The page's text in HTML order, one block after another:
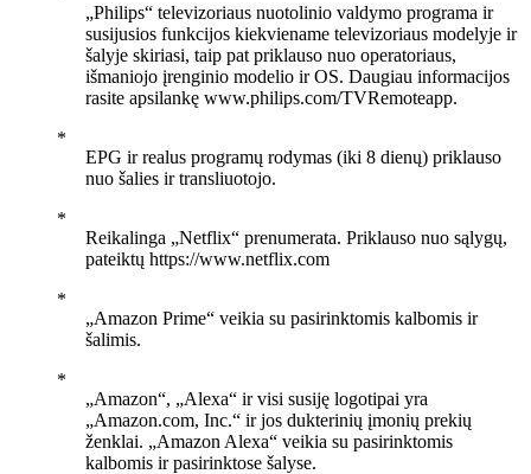
„Philips“ televizoriaus nuotolinio valdymo programa ir
susijusios funkcijos kiekviename televizoriaus modelyje ir
šalyje skiriasi, taip pat priklauso nuo operatoriaus,
išmaniojo įrenginio modelio ir OS. Daugiau informacijos
rasite apsilankę www.philips.com/TVRemoteapp.
EPG ir realus programų rodymas (iki 8 dienų) priklauso
nuo šalies ir transliuotojo.
Reikalinga „Netflix“ prenumerata. Priklauso nuo sąlygų,
pateiktų https://www.netflix.com
„Amazon Prime“ veikia su pasirinktomis kalbomis ir
šalimis.
„Amazon“, „Alexa“ ir visi susiję logotipai yra
„Amazon.com, Inc.“ ir jos dukterinių įmonių prekių
ženklai. „Amazon Alexa“ veikia su pasirinktomis
kalbomis ir pasirinktose šalyse.